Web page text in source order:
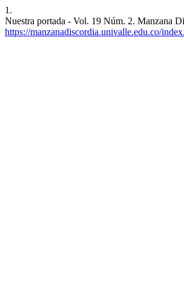
1.
Nuestra portada - Vol. 19 Núm. 2. Manzana
https://manzanadiscordia.univalle.edu.co/